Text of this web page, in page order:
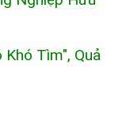
Tìm", Quả